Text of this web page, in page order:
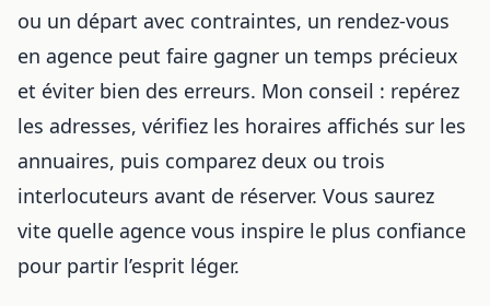
ou un départ avec contraintes, un rendez-vous
en agence peut faire gagner un temps précieux
et éviter bien des erreurs. Mon conseil : repérez
les adresses, vérifiez les horaires affichés sur les
annuaires, puis comparez deux ou trois
interlocuteurs avant de réserver. Vous saurez
vite quelle agence vous inspire le plus confiance
pour partir l’esprit léger.